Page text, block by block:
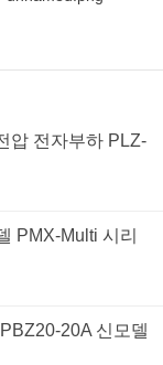
압 전자부하 PLZ-
PMX-Multi 시리
20A 신모델